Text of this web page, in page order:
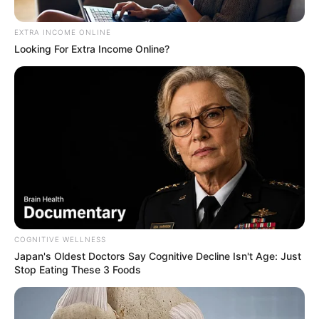
Composición Colprensa / Freepik
Bogotá se alista para diciembre: así se moverá el tráfico
en Navidad
Por:Sophia Salamanca Gómez
Diciembre 5, 2025
EXTRA INCOME ONLINE
Looking For Extra Income Online?
COGNITIVE WELLNESS
Japan's Oldest Doctors Say Cognitive Decline Isn't Age: Just
Stop Eating These 3 Foods